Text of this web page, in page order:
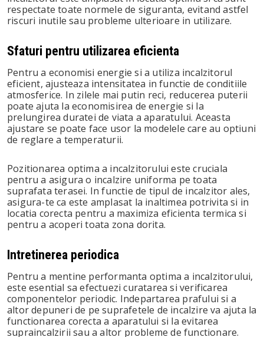
respectate toate normele de siguranta, evitand astfel
riscuri inutile sau probleme ulterioare in utilizare.
Sfaturi pentru utilizarea eficienta
Pentru a economisi energie si a utiliza incalzitorul
eficient, ajusteaza intensitatea in functie de conditiile
atmosferice. In zilele mai putin reci, reducerea puterii
poate ajuta la economisirea de energie si la
prelungirea duratei de viata a aparatului. Aceasta
ajustare se poate face usor la modelele care au optiuni
de reglare a temperaturii.
Pozitionarea optima a incalzitorului este cruciala
pentru a asigura o incalzire uniforma pe toata
suprafata terasei. In functie de tipul de incalzitor ales,
asigura-te ca este amplasat la inaltimea potrivita si in
locatia corecta pentru a maximiza eficienta termica si
pentru a acoperi toata zona dorita.
Intretinerea periodica
Pentru a mentine performanta optima a incalzitorului,
este esential sa efectuezi curatarea si verificarea
componentelor periodic. Indepartarea prafului si a
altor depuneri de pe suprafetele de incalzire va ajuta la
functionarea corecta a aparatului si la evitarea
supraincalzirii sau a altor probleme de functionare.